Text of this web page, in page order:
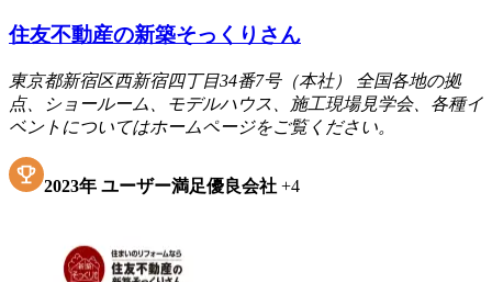
住友不動産の新築そっくりさん
東京都新宿区西新宿四丁目34番7号（本社） 全国各地の拠
点、ショールーム、モデルハウス、施工現場見学会、各種イ
ベントについてはホームページをご覧ください。
2023年 ユーザー満足優良会社 +4